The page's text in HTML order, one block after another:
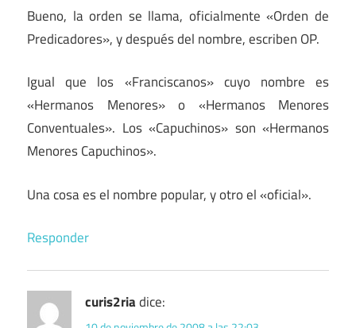
Bueno, la orden se llama, oficialmente «Orden de
Predicadores», y después del nombre, escriben OP.
Igual que los «Franciscanos» cuyo nombre es
«Hermanos Menores» o «Hermanos Menores
Conventuales». Los «Capuchinos» son «Hermanos
Menores Capuchinos».
Una cosa es el nombre popular, y otro el «oficial».
Responder
curis2riadice: